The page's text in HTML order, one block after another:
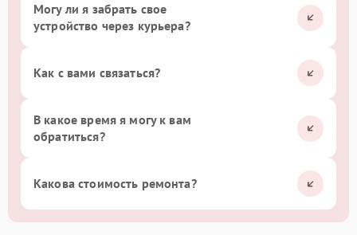
Могу ли я забрать свое
устройство через курьера?
Как с вами связаться?
В какое время я могу к вам
обратиться?
Какова стоимость ремонта?